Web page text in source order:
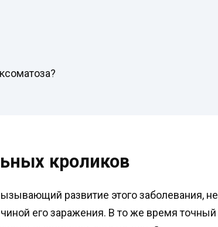
кроликов
развитие этого заболевания, не
его заражения. В то же время точный